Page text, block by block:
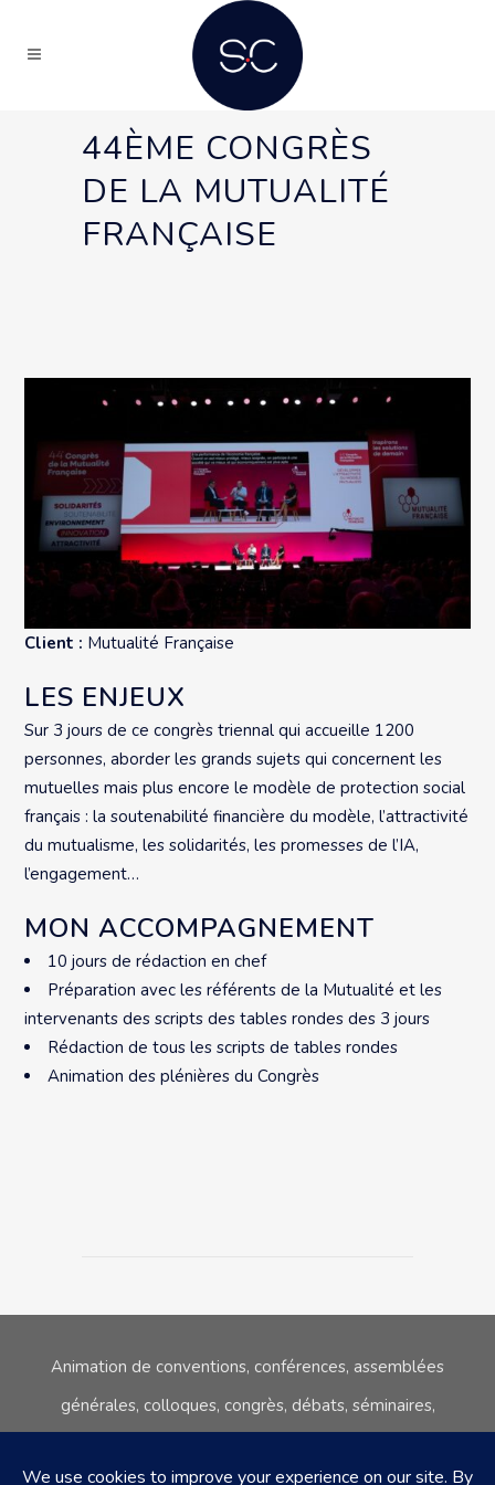
44ÈME CONGRÈS
DE LA MUTUALITÉ
FRANÇAISE
Client : Mutualité Française
LES ENJEUX
Sur 3 jours de ce congrès triennal qui accueille 1200
personnes, aborder les grands sujets qui concernent les
mutuelles mais plus encore le modèle de protection social
français : la soutenabilité financière du modèle, l’attractivité
du mutualisme, les solidarités, les promesses de l’IA,
l’engagement…
MON ACCOMPAGNEMENT
10 jours de rédaction en chef
Préparation avec les référents de la Mutualité et les
intervenants des scripts des tables rondes des 3 jours
Rédaction de tous les scripts de tables rondes
Animation des plénières du Congrès
Animation de conventions, conférences, assemblées
générales, colloques, congrès, débats, séminaires,